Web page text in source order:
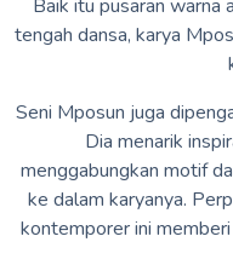
Baik itu pusaran
tengah dansa, karya
Seni Mposun juga
Dia menarik
menggabungkan motif
ke dalam karyanya.
kontemporer ini